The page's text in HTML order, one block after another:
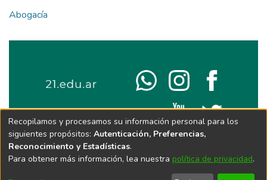
Abogacía
Recopilamos y procesamos su información personal para los
siguientes propósitos: Autenticación, Preferencias,
Reconocimiento y Estadísticas.
Para obtener más información, lea nuestra política de privacidad.